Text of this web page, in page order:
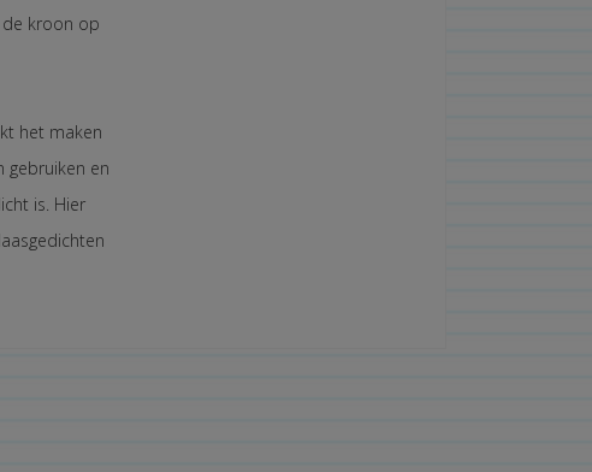
kroon op
het maken
gebruiken en
is. Hier